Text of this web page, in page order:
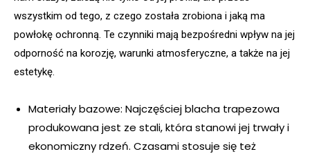
wszystkim od tego, z czego została zrobiona i jaką ma
powłokę ochronną. Te czynniki mają bezpośredni wpływ na jej
odporność na korozję, warunki atmosferyczne, a także na jej
estetykę.
Materiały bazowe: Najczęściej blacha trapezowa
produkowana jest ze stali, która stanowi jej trwały i
ekonomiczny rdzeń. Czasami stosuje się też